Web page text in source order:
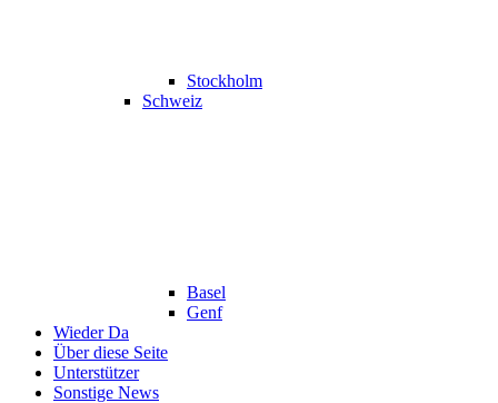
Stockholm
Schweiz
Basel
Genf
Wieder Da
Über diese Seite
Unterstützer
Sonstige News